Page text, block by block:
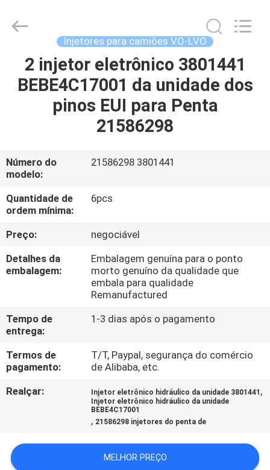
PARA
CASA
VÍDEOS
SOBRE
NÓS
VISITA
À
CONTROLE
DE
QUALIDADE
UM
ORÇAMENTO
Parts
Reserved.
Injetores para camiões VO-LVO
2 injetor eletrônico 3801441
BEBE4C17001 da unidade dos
pinos EUI para Penta
21586298
Número do
modelo:
21586298 3801441
Quantidade de
ordem mínima:
6pcs
Preço:
negociável
Detalhes da
embalagem:
Embalagem genuína para o ponto
morto genuíno da qualidade que
embala para qualidade
Remanufactured
Tempo de
entrega:
1-3 dias após o pagamento
Termos de
pagamento:
T/T, Paypal, segurança do comércio
de Alibaba, etc.
Realçar:
Injetor eletrônico hidráulico da unidade 3801441 ,
Injetor eletrônico hidráulico da unidade
BEBE4C17001
, 21586298 injetores do penta de
MELHOR PREÇO